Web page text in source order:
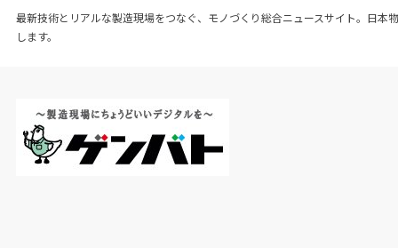
最新技術とリアルな製造現場をつなぐ、モノづくり総合ニュースサイト。日本
します。